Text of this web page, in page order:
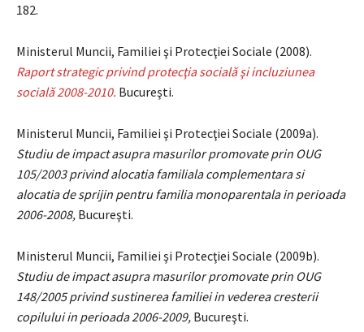
182.
Ministerul Muncii, Familiei şi Protecţiei Sociale (2008).
Raport strategic privind protecţia socială şi incluziunea
socială 2008-2010. Bucureşti.
Ministerul Muncii, Familiei şi Protecţiei Sociale (2009a).
Studiu de impact asupra masurilor promovate prin OUG
105/2003 privind alocatia familiala complementara si
alocatia de sprijin pentru familia monoparentala in perioada
2006-2008, Bucureşti.
Ministerul Muncii, Familiei şi Protecţiei Sociale (2009b).
Studiu de impact asupra masurilor promovate prin OUG
148/2005 privind sustinerea familiei in vederea cresterii
copilului in perioada 2006-2009, Bucureşti.